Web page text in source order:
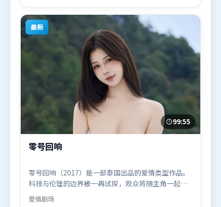
漫题材的观众观看。
最新
99:55
零号回响
零号回响（2017）是一部泰国出品的爱情类型作品。
科技与伦理的边界被一再试探，观众将随主角一起经
历道德震荡。叙事线索多线并进，最终在关键节点收
爱情剧场